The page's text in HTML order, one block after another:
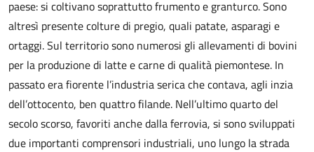
paese: si coltivano soprattutto frumento e granturco. Sono
altresì presente colture di pregio, quali patate, asparagi e
ortaggi. Sul territorio sono numerosi gli allevamenti di bovini
per la produzione di latte e carne di qualità piemontese. In
passato era fiorente l’industria serica che contava, agli inzia
dell’ottocento, ben quattro filande. Nell’ultimo quarto del
secolo scorso, favoriti anche dalla ferrovia, si sono sviluppati
due importanti comprensori industriali, uno lungo la strada